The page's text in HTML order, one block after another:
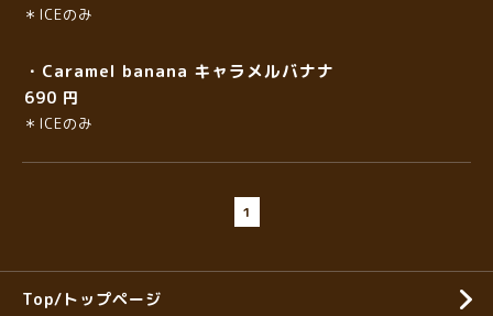
＊ICEのみ
・Caramel banana キャラメルバナナ
690 円
＊ICEのみ
1
Top/トップページ